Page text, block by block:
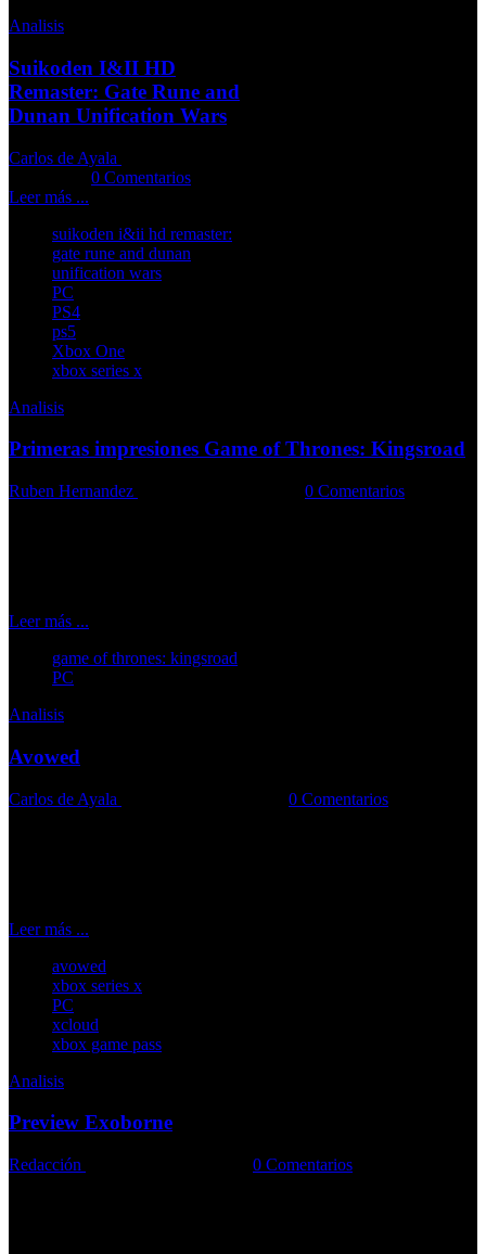
Analisis
Suikoden I&II HD
Remaster: Gate Rune and
Dunan Unification Wars
Carlos de Ayala
0 Comentarios
Leer más ...
suikoden i&ii hd remaster:
gate rune and dunan
unification wars
PC
PS4
ps5
Xbox One
xbox series x
Analisis
Primeras impresiones Game of Thrones: Kingsroad
Ruben Hernandez
0 Comentarios
Leer más ...
game of thrones: kingsroad
PC
Analisis
Avowed
Carlos de Ayala
0 Comentarios
Leer más ...
avowed
xbox series x
PC
xcloud
xbox game pass
Analisis
Preview Exoborne
Redacción
0 Comentarios